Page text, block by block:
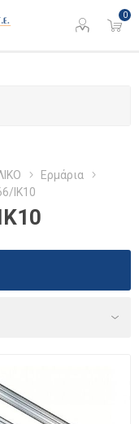
0
Ερμάρια
IK10